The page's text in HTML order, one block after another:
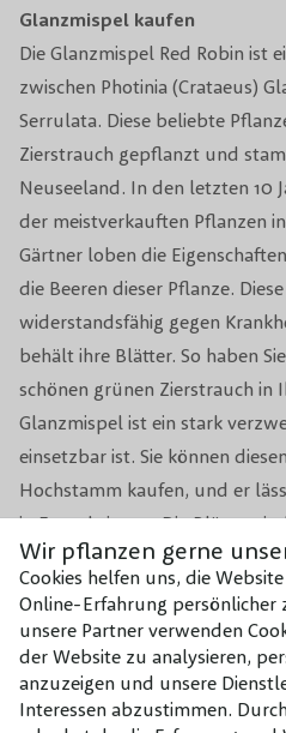
Wir pflanzen gerne
Cookies helfen uns, die
Online-Erfahrung persönlicher
unsere Partner verwenden
der Website zu analysieren,
anzuzeigen und unsere
Interessen abzustimmen.
Glanzmispel kaufen
Die Glanzmispel Red Robin ist
zwischen Photinia (Crataeus)
Serrulata. Diese beliebte
Zierstrauch gepflanzt und
Neuseeland. In den letzten 10
der meistverkauften Pflanzen
Gärtner loben die
die Beeren dieser Pflanze.
widerstandsfähig gegen
behält ihre Blätter. So haben
schönen grünen Zierstrauch in
Glanzmispel ist ein stark
einsetzbar ist. Sie können
Hochstamm kaufen, und er
in Form bringen. Die Blätter
und wenn sie jung sind, tiefrot.
Blätter grün, wodurch ein
Rot- und Grüntönen entsteht.
schönen weißen Blüten. Die
Bodenarten und kann sowohl
gepflanzt werden.
Winterhärte
Blütenfarbe Weiß
Fruchttragend Nein
Biodiversität Beliebt
Für
Beschneidungsperiode
2x im
Topf/Wurzelbal/kahler
Wurzel
Topf